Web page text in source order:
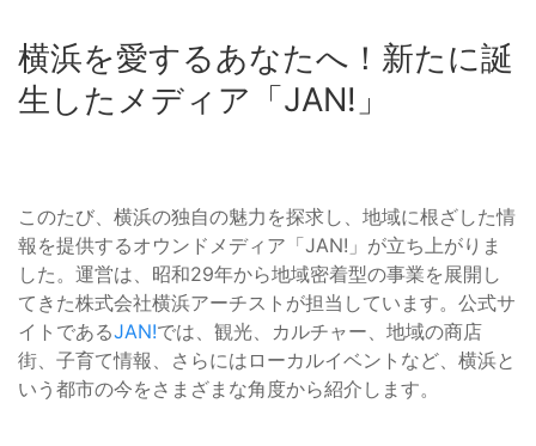
横浜を愛するあなたへ！新たに誕
生したメディア「JAN!」
このたび、横浜の独自の魅力を探求し、地域に根ざした情
報を提供するオウンドメディア「JAN!」が立ち上がりま
した。運営は、昭和29年から地域密着型の事業を展開し
てきた株式会社横浜アーチストが担当しています。公式サ
イトであるJAN!では、観光、カルチャー、地域の商店
街、子育て情報、さらにはローカルイベントなど、横浜と
いう都市の今をさまざまな角度から紹介します。